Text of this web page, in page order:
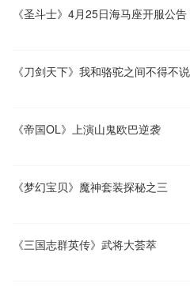
《圣斗士》4月25日海马座开服公告
《帝国OL》上演山鬼欧巴逆袭
《梦幻宝贝》魔神套装探秘之三
《三国志群英传》武将大荟萃